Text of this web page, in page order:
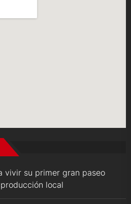
vivir su primer gran paseo
local